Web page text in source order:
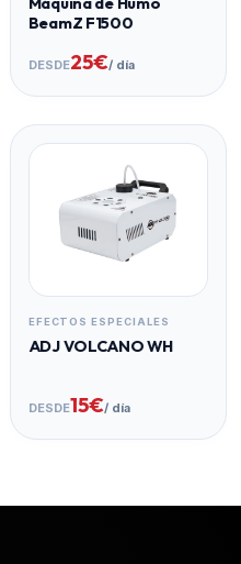
BeamZ F1500
DESDE25€/ día
EFECTOS ESPECIALES
ADJ VOLCANO WH
DESDE15€/ día